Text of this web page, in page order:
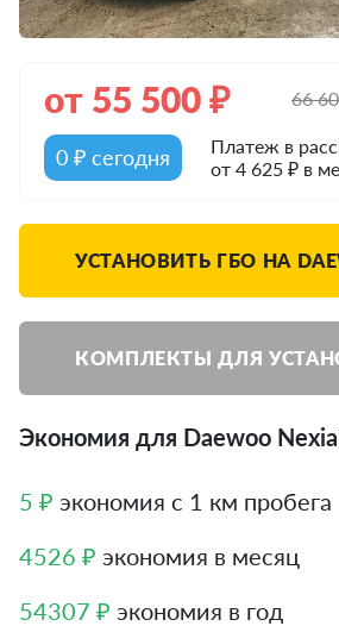
от 55 500₽ 66
0 ₽ сегодня
Платеж в
от 4 625 ₽ в
УСТАНОВИТЬ ГБО НА
КОМПЛЕКТЫ ДЛЯ
Экономия для Daewoo
5 ₽ экономия с 1 км пробега
4526 ₽ экономия в месяц
54307 ₽ экономия в год